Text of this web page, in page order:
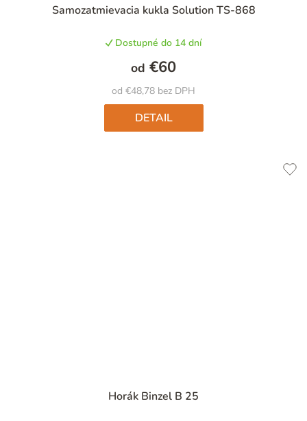
Samozatmievacia kukla Solution TS-868
hodnotenie
je
4,8
z
5
hviezdičiek.
Dostupné do 14 dní
od €48,78 bez DPH
od €60
DETAIL
Horák Binzel B 25